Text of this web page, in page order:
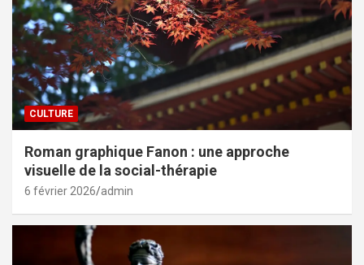
CULTURE
Roman graphique Fanon : une approche
visuelle de la social-thérapie
6 février 2026 admin